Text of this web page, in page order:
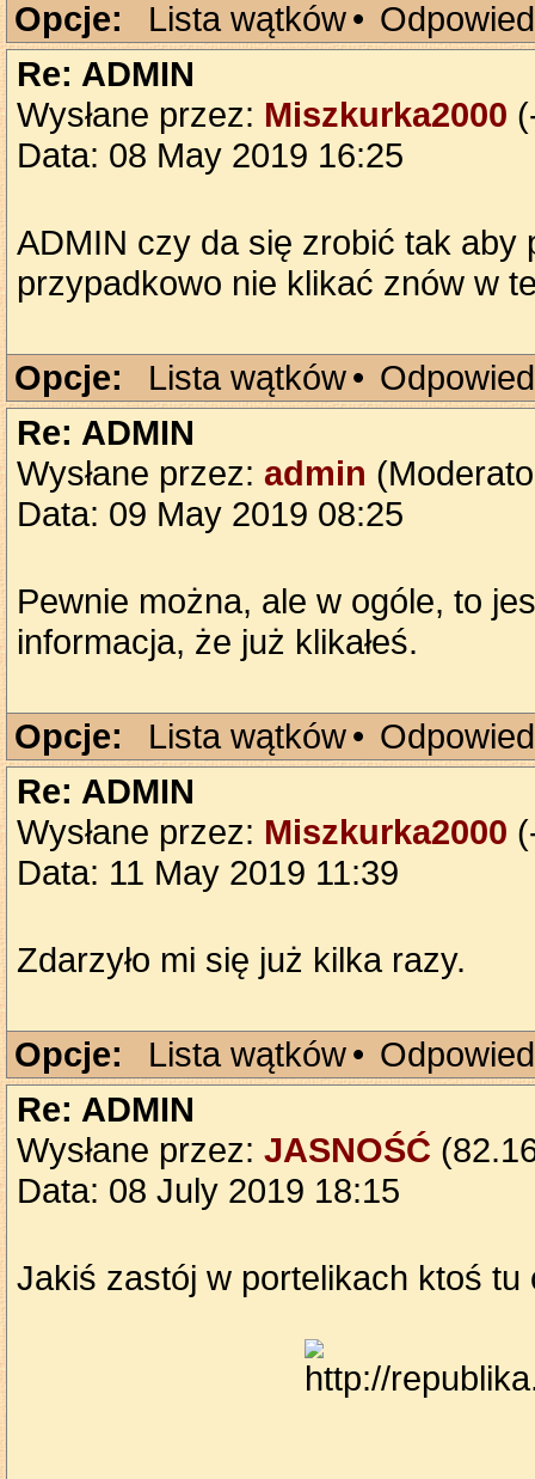
Opcje: Lista wątków•
Re: ADMIN
Wysłane przez: Miszkurka2000
Data: 08 May 2019 16:25
ADMIN czy da się zrobić tak aby
przypadkowo nie klikać znów w
Opcje: Lista wątków•
Re: ADMIN
Wysłane przez: admin
Data: 09 May 2019 08:25
Pewnie można, ale w ogóle, to
informacja, że już klikałeś.
Opcje: Lista wątków•
Re: ADMIN
Wysłane przez: Miszkurka2000
Data: 11 May 2019 11:39
Zdarzyło mi się już kilka razy.
Opcje: Lista wątków•
Re: ADMIN
Wysłane przez: JASNOŚĆ
Data: 08 July 2019 18:15
Jakiś zastój w portelikach ktoś tu